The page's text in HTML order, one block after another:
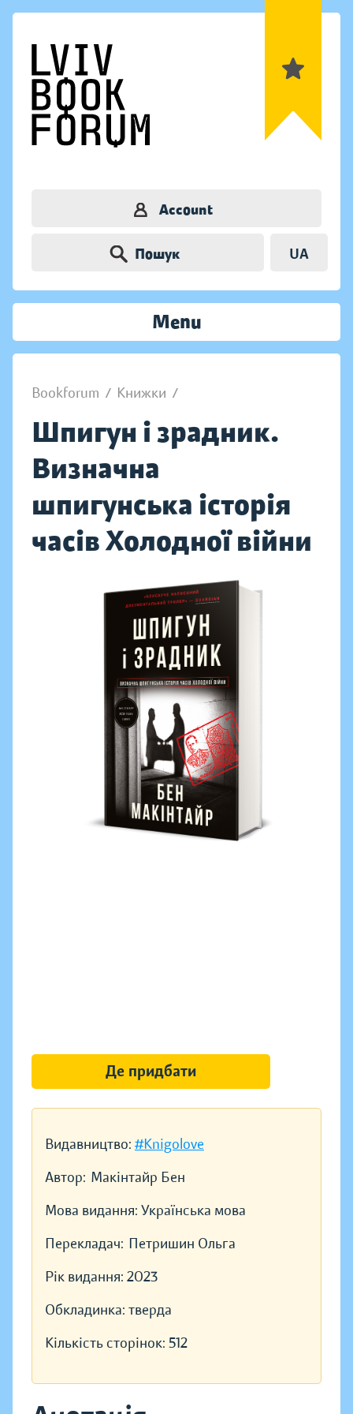
Account
Пошук UA
Menu
Bookforum / Книжки /
Шпигун і зрадник.
Визначна
шпигунська історія
часів Холодної війни
Видавництво: #Knigolove
Автор: Макінтайр Бен
Мова видання: Українська мова
Перекладач: Петришин Ольга
Рік видання: 2023
Обкладинка: тверда
Кількість сторінок: 512
Де придбати